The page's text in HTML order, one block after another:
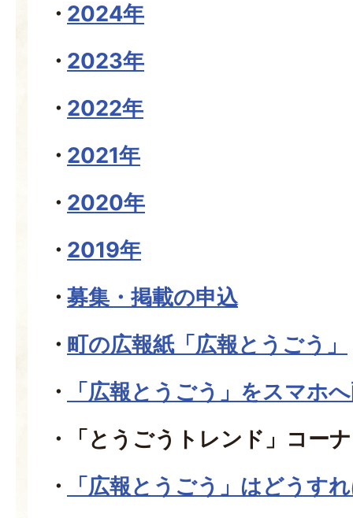
2024年
2023年
2022年
2021年
2020年
2019年
募集・掲載の申込
町の広報紙「広報とうごう」
「広報とうごう」をスマホ
「とうごうトレンド」コー
「広報とうごう」はどうす